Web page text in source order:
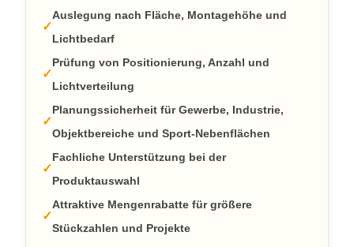
Auslegung nach Fläche, Montagehöhe und
Lichtbedarf
Prüfung von Positionierung, Anzahl und
Lichtverteilung
Planungssicherheit für Gewerbe, Industrie,
Objektbereiche und Sport-Nebenflächen
Fachliche Unterstützung bei der
Produktauswahl
Attraktive Mengenrabatte für größere
Stückzahlen und Projekte